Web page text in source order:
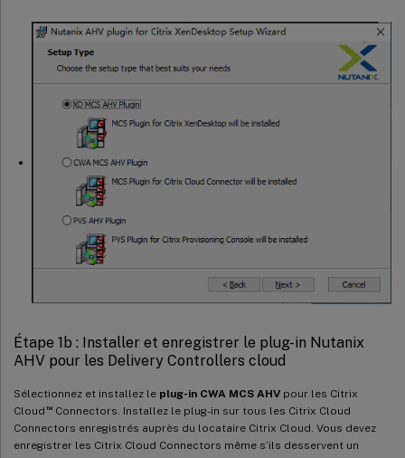
Étape 1b : Installer et enregistrer le plug-in Nutanix
AHV pour les Delivery Controllers cloud
Sélectionnez et installez le plug-in CWA MCS AHV pour les Citrix
Cloud ™Connectors. Installez le plug-in sur tous les Citrix Cloud
Connectors enregistrés auprès du locataire Citrix Cloud. Vous devez
enregistrer les Citrix Cloud Connectors même s’ils desservent un